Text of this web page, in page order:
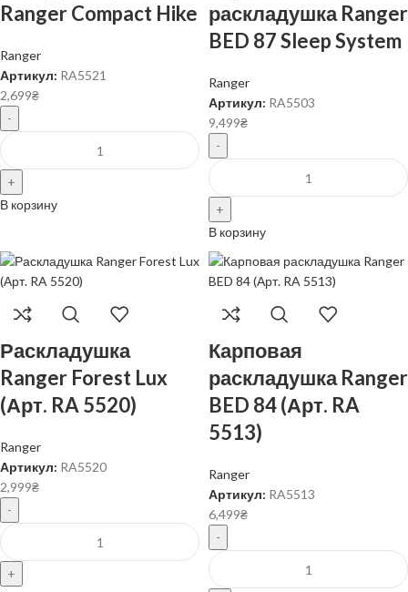
Ranger Compact Hike
Ranger
Артикул: RA5521
2,699₴
В корзину
раскладушка Ranger
BED 87 Sleep System
Ranger
Артикул: RA5503
9,499₴
В корзину
Раскладушка
Ranger Forest Lux
(Арт. RA 5520)
Ranger
Артикул: RA5520
2,999₴
Карповая
раскладушка Ranger
BED 84 (Арт. RA
5513)
Ranger
Артикул: RA5513
6,499₴